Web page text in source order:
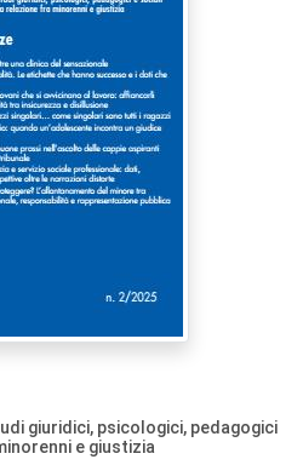
giuridici, psicologici, pedagogici
e giustizia